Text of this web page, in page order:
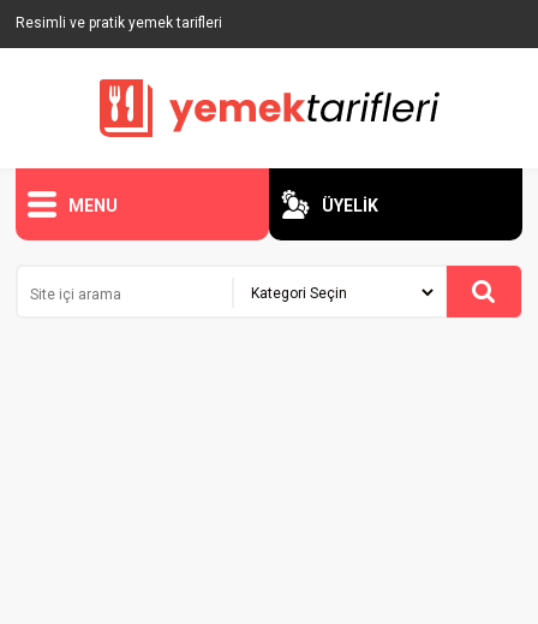
Resimli ve pratik yemek tarifleri
MENU ÜYELİK